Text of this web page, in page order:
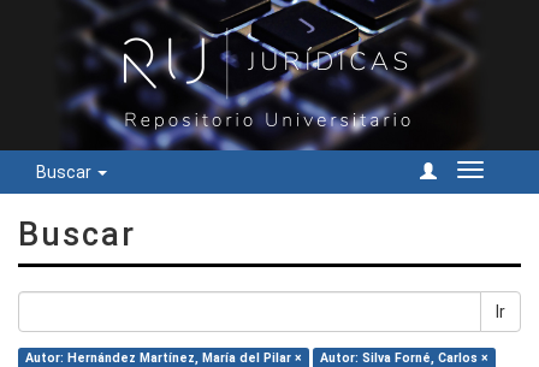
Buscar
Cambiar
Buscar
Ir
Autor: Hernández Martínez, María del Pilar ×
Autor: Silva Forné, Carlos ×